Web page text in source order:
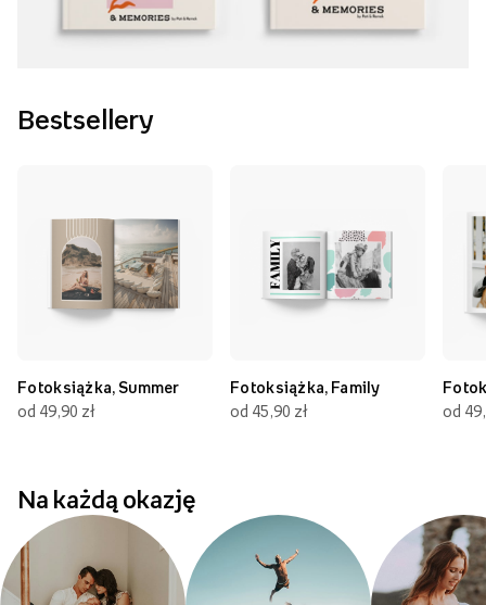
Bestsellery
Fotoksiążka, Summer
od 49,90 zł
Fotoksiążka, Family
od 45,90 zł
od
Na każdą okazję